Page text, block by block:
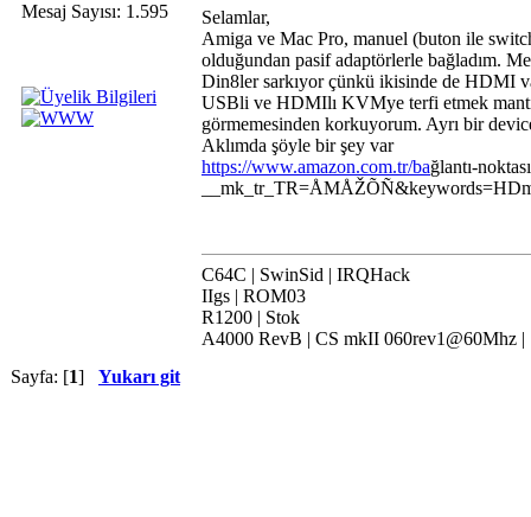
Mesaj Sayısı: 1.595
Selamlar,
Amiga ve Mac Pro, manuel (buton ile
olduğundan pasif adaptörlerle bağladım.
Din8ler sarkıyor çünkü ikisinde de HDMI
USBli ve HDMIlı KVMye terfi etmek
görmemesinden korkuyorum. Ayrı bir
Aklımda şöyle bir şey var
https://www.amazon.com.tr/bağlantı-
C64C | SwinSid | IRQHack
IIgs | ROM03
R1200 | Stok
A4000 RevB | CS mkII 060rev1@60Mhz
Sayfa: [1] Yukarı git